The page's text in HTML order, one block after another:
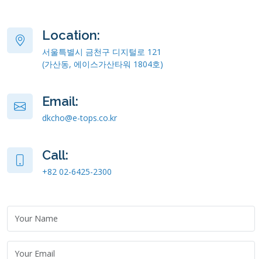
Location:
서울특별시 금천구 디지털로 121
(가산동, 에이스가산타워 1804호)
Email:
dkcho@e-tops.co.kr
Call:
+82 02-6425-2300